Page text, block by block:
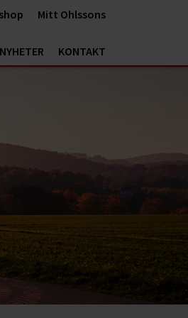
NYHETER KONTAKT
Mitt Ohlssons